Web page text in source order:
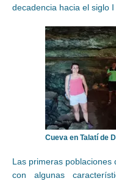
decadencia hacia el siglo I
Cueva en Talatí de
Las primeras poblaciones
con algunas